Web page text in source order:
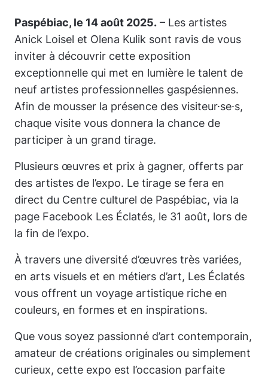
Paspébiac, le 14 août 2025. – Les artistes
Anick Loisel et Olena Kulik sont ravis de vous
inviter à découvrir cette exposition
exceptionnelle qui met en lumière le talent de
neuf artistes professionnelles gaspésiennes.
Afin de mousser la présence des visiteur·se·s,
chaque visite vous donnera la chance de
participer à un grand tirage.
Plusieurs œuvres et prix à gagner, offerts par
des artistes de l’expo. Le tirage se fera en
direct du Centre culturel de Paspébiac, via la
page Facebook Les Éclatés, le 31 août, lors de
la fin de l’expo.
À travers une diversité d’œuvres très variées,
en arts visuels et en métiers d’art, Les Éclatés
vous offrent un voyage artistique riche en
couleurs, en formes et en inspirations.
Que vous soyez passionné d’art contemporain,
amateur de créations originales ou simplement
curieux, cette expo est l’occasion parfaite